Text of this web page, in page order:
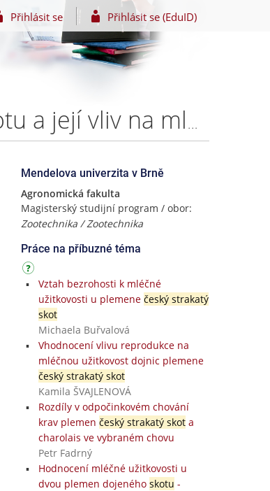
Přihlásit se Přihlásit se (EduID)
Analýza pohybového skóre dojnic českého strakatého skotu a její vliv na mléčnou užitkovost – Bc. Veronika Šulcová
Mendelova univerzita v Brně
Agronomická fakulta
Magisterský studijní program / obor:
Zootechnika / Zootechnika
Práce na příbuzné téma
Vztah bezrohosti k mléčné
užitkovosti u plemene český strakatý
skot
Michaela Buřvalová
Vhodnocení vlivu reprodukce na
mléčnou užitkovost dojnic plemene
český strakatý skot
Kamila ŠVAJLENOVÁ
Rozdíly v odpočinkovém chování
krav plemen český strakatý skota
charolais ve vybraném chovu
Petr Fadrný
Hodnocení mléčné užitkovosti u
dvou plemen dojeného skotu -